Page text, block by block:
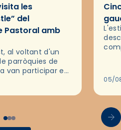
les
del
Pastoral amb
al voltant d'un
parròquies de
van participar en
organitzades
05/